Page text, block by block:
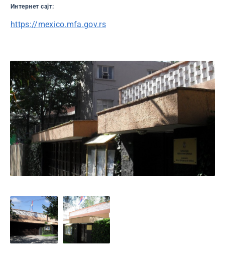
Интернет сајт:
https://mexico.mfa.gov.rs